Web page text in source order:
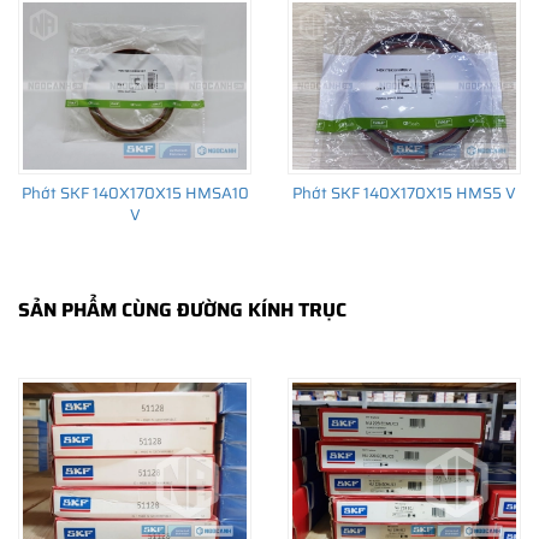
trường thay thế sau đó.
Phớt SKF 140X170X15 HMSA10
V
Phớt SKF 140X170X15 HMS5 V
SẢN PHẨM CÙNG ĐƯỜNG KÍNH TRỤC